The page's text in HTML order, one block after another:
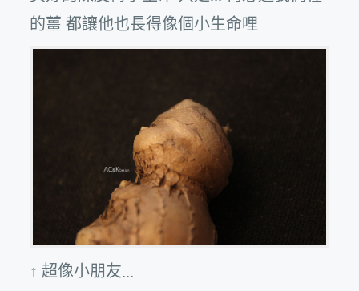
的薑 都讓他也長得像個小生命哩
↑ 超像小朋友...